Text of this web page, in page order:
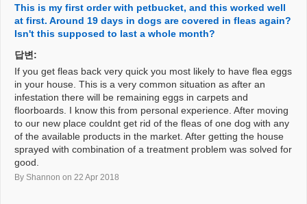
This is my first order with petbucket, and this worked well
at first. Around 19 days in dogs are covered in fleas again?
Isn't this supposed to last a whole month?
답변:
If you get fleas back very quick you most likely to have flea eggs
in your house. This is a very common situation as after an
infestation there will be remaining eggs in carpets and
floorboards. I know this from personal experience. After moving
to our new place couldnt get rid of the fleas of one dog with any
of the available products in the market. After getting the house
sprayed with combination of a treatment problem was solved for
good.
By Shannon on 22 Apr 2018